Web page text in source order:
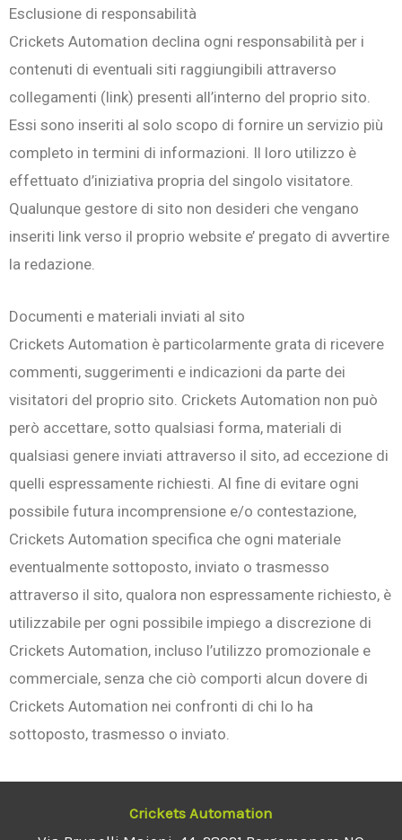
Esclusione di responsabilità
Crickets Automation declina ogni responsabilità per i
contenuti di eventuali siti raggiungibili attraverso
collegamenti (link) presenti all’interno del proprio sito.
Essi sono inseriti al solo scopo di fornire un servizio più
completo in termini di informazioni. Il loro utilizzo è
effettuato d’iniziativa propria del singolo visitatore.
Qualunque gestore di sito non desideri che vengano
inseriti link verso il proprio website e’ pregato di avvertire
la redazione.
Documenti e materiali inviati al sito
Crickets Automation è particolarmente grata di ricevere
commenti, suggerimenti e indicazioni da parte dei
visitatori del proprio sito. Crickets Automation non può
però accettare, sotto qualsiasi forma, materiali di
qualsiasi genere inviati attraverso il sito, ad eccezione di
quelli espressamente richiesti. Al fine di evitare ogni
possibile futura incomprensione e/o contestazione,
Crickets Automation specifica che ogni materiale
eventualmente sottoposto, inviato o trasmesso
attraverso il sito, qualora non espressamente richiesto, è
utilizzabile per ogni possibile impiego a discrezione di
Crickets Automation, incluso l’utilizzo promozionale e
commerciale, senza che ciò comporti alcun dovere di
Crickets Automation nei confronti di chi lo ha
sottoposto, trasmesso o inviato.
Crickets Automation